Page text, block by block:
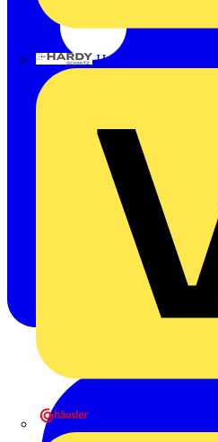
Hardy Schmitz